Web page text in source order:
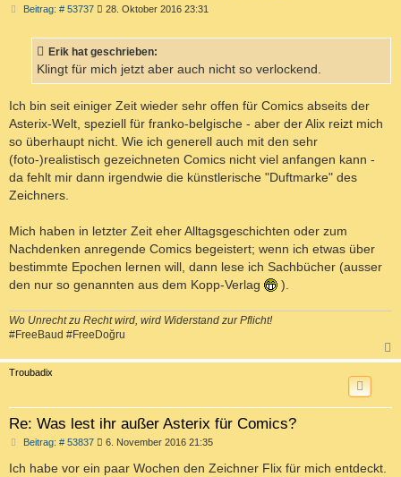
Beitrag: # 53737B
r
a
28. Oktober 2016 23:31
Erik hat geschrieben:
Klingt für mich jetzt aber auch nicht so verlockend.
Ich bin seit einiger Zeit wieder sehr offen für Comics abseits der
Asterix-Welt, speziell für franko-belgische - aber der Alix reizt mich
so überhaupt nicht. Wie ich generell auch mit den sehr
(foto-)realistisch gezeichneten Comics nicht viel anfangen kann -
da fehlt mir dann irgendwie die künstlerische "Duftmarke" des
Zeichners.
Mich haben in letzter Zeit eher Alltagsgeschichten oder zum
Nachdenken anregende Comics begeistert; wenn ich etwas über
bestimmte Epochen lernen will, dann lese ich Sachbücher (ausser
den nur so genannten aus dem Kopp-Verlag
).
Wo Unrecht zu Recht wird, wird Widerstand zur Pflicht!
#FreeBaud #FreeDoğru
a
Troubadix
Re: Was lest ihr außer Asterix für Comics?
Beitrag: # 53837B
i
6. November 2016 21:35
Ich habe vor ein paar Wochen den Zeichner Flix für mich entdeckt.